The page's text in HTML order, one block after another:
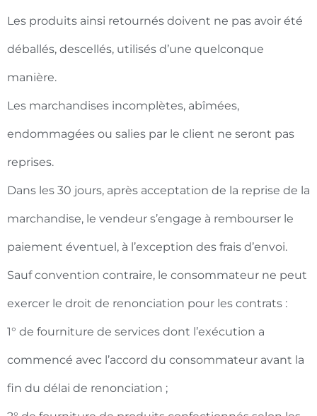
Les produits ainsi retournés doivent ne pas avoir été
déballés, descellés, utilisés d’une quelconque
manière.
Les marchandises incomplètes, abîmées,
endommagées ou salies par le client ne seront pas
reprises.
Dans les 30 jours, après acceptation de la reprise de la
marchandise, le vendeur s’engage à rembourser le
paiement éventuel, à l’exception des frais d’envoi.
Sauf convention contraire, le consommateur ne peut
exercer le droit de renonciation pour les contrats :
1° de fourniture de services dont l’exécution a
commencé avec l’accord du consommateur avant la
fin du délai de renonciation ;